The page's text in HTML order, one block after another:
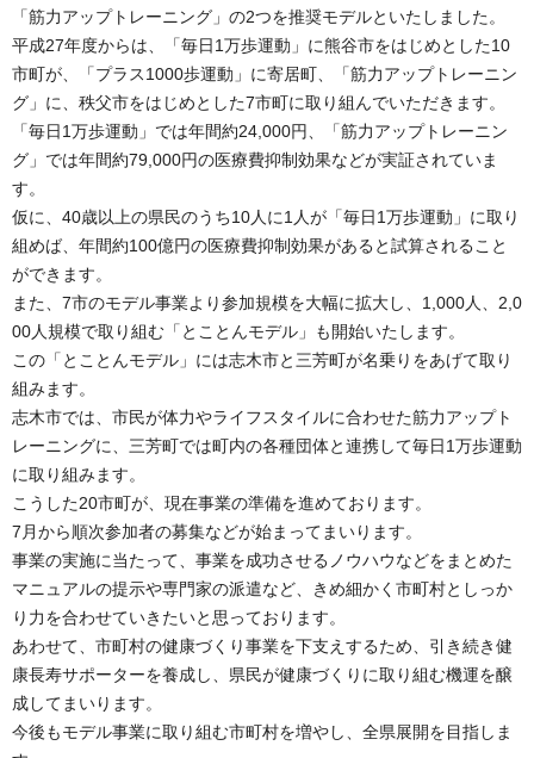
「筋力アップトレーニング」の2つを推奨モデルといたしました。
平成27年度からは、「毎日1万歩運動」に熊谷市をはじめとした10
市町が、「プラス1000歩運動」に寄居町、「筋力アップトレーニン
グ」に、秩父市をはじめとした7市町に取り組んでいただきます。
「毎日1万歩運動」では年間約24,000円、「筋力アップトレーニン
グ」では年間約79,000円の医療費抑制効果などが実証されていま
す。
仮に、40歳以上の県民のうち10人に1人が「毎日1万歩運動」に取り
組めば、年間約100億円の医療費抑制効果があると試算されること
ができます。
また、7市のモデル事業より参加規模を大幅に拡大し、1,000人、2,0
00人規模で取り組む「とことんモデル」も開始いたします。
この「とことんモデル」には志木市と三芳町が名乗りをあげて取り
組みます。
志木市では、市民が体力やライフスタイルに合わせた筋力アップト
レーニングに、三芳町では町内の各種団体と連携して毎日1万歩運動
に取り組みます。
こうした20市町が、現在事業の準備を進めております。
7月から順次参加者の募集などが始まってまいります。
事業の実施に当たって、事業を成功させるノウハウなどをまとめた
マニュアルの提示や専門家の派遣など、きめ細かく市町村としっか
り力を合わせていきたいと思っております。
あわせて、市町村の健康づくり事業を下支えするため、引き続き健
康長寿サポーターを養成し、県民が健康づくりに取り組む機運を醸
成してまいります。
今後もモデル事業に取り組む市町村を増やし、全県展開を目指しま